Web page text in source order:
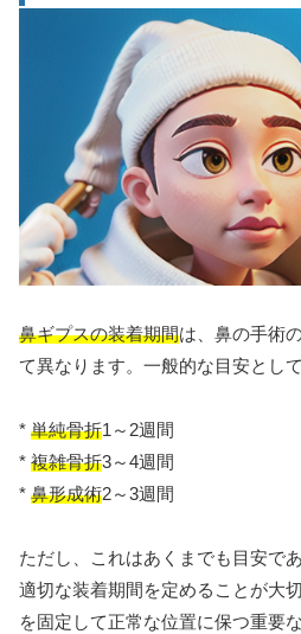
鼻ギプスの装着期間は、鼻の手術
て異なります。一般的な目安とし
* 単純骨折1～2週間
* 複雑骨折3～4週間
* 鼻形成術2～3週間
ただし、これはあくまでも目安で
適切な装着期間を定めることが大
を固定して正常な位置に保つ重要